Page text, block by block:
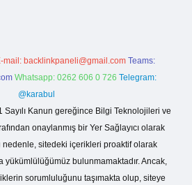
mail: backlinkpaneli@gmail.com Teams:
Whatsapp: 0262 606 0 726 Telegram:
@karabul
Sayılı Kanun gereğince Bilgi Teknolojileri ve
onaylanmış bir Yer Sağlayıcı olarak
nedenle, sitedeki içerikleri proaktif olarak
yükümlülüğümüz bulunmamaktadır. Ancak,
sorumluluğunu taşımakta olup, siteye